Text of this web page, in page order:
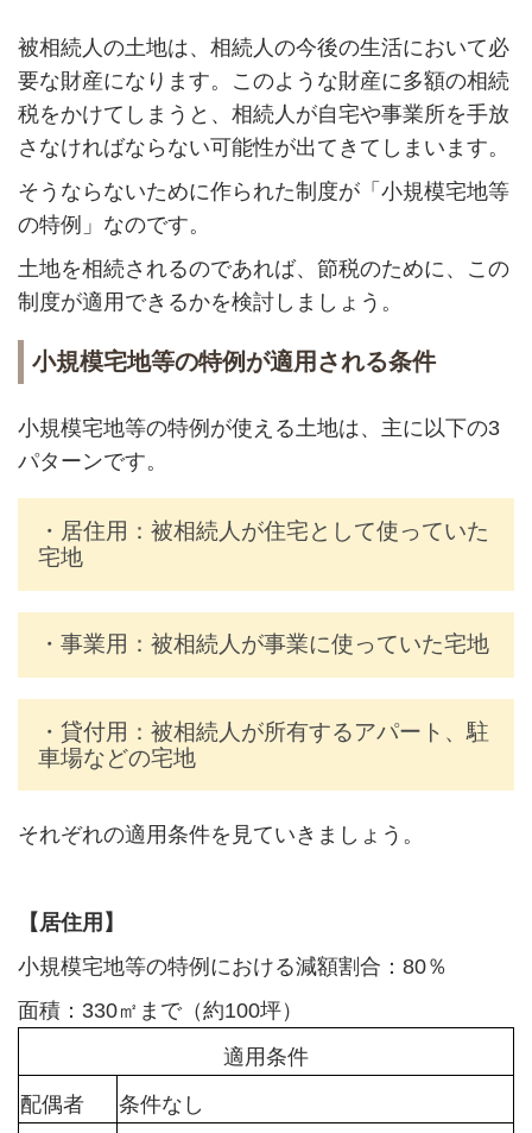
被相続人の土地は、相続人の今後の生活において必
要な財産になります。このような財産に多額の相続
税をかけてしまうと、相続人が自宅や事業所を手放
さなければならない可能性が出てきてしまいます。
そうならないために作られた制度が「小規模宅地等
の特例」なのです。
土地を相続されるのであれば、節税のために、この
制度が適用できるかを検討しましょう。
小規模宅地等の特例が適用される条件
小規模宅地等の特例が使える土地は、主に以下の3
パターンです。
・居住用：被相続人が住宅として使っていた
宅地
・事業用：被相続人が事業に使っていた宅地
・貸付用：被相続人が所有するアパート、駐
車場などの宅地
それぞれの適用条件を見ていきましょう。
【居住用】
小規模宅地等の特例における減額割合：80％
面積：330㎡まで（約100坪）
適用条件
配偶者
条件なし